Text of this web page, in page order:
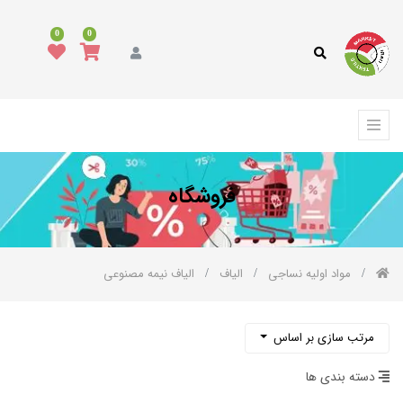
0
0
فروشگاه
مواد اولیه نساجی الیاف الیاف نیمه مصنوعی
مرتب سازی بر اساس
دسته بندی ها
دسته
بندی
همه
کالاها